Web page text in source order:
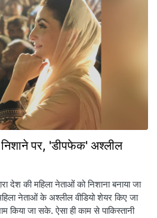
निशाने पर, 'डीपफेक' अश्लील
देश की महिला नेताओं को निशाना बनाया जा
नेताओं के अश्लील वीडियो शेयर किए जा
किया जा सके. ऐसा ही काम से पाकिस्तानी